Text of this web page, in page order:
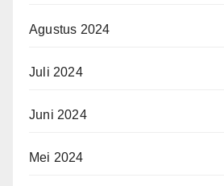
Agustus 2024
Juli 2024
Juni 2024
Mei 2024